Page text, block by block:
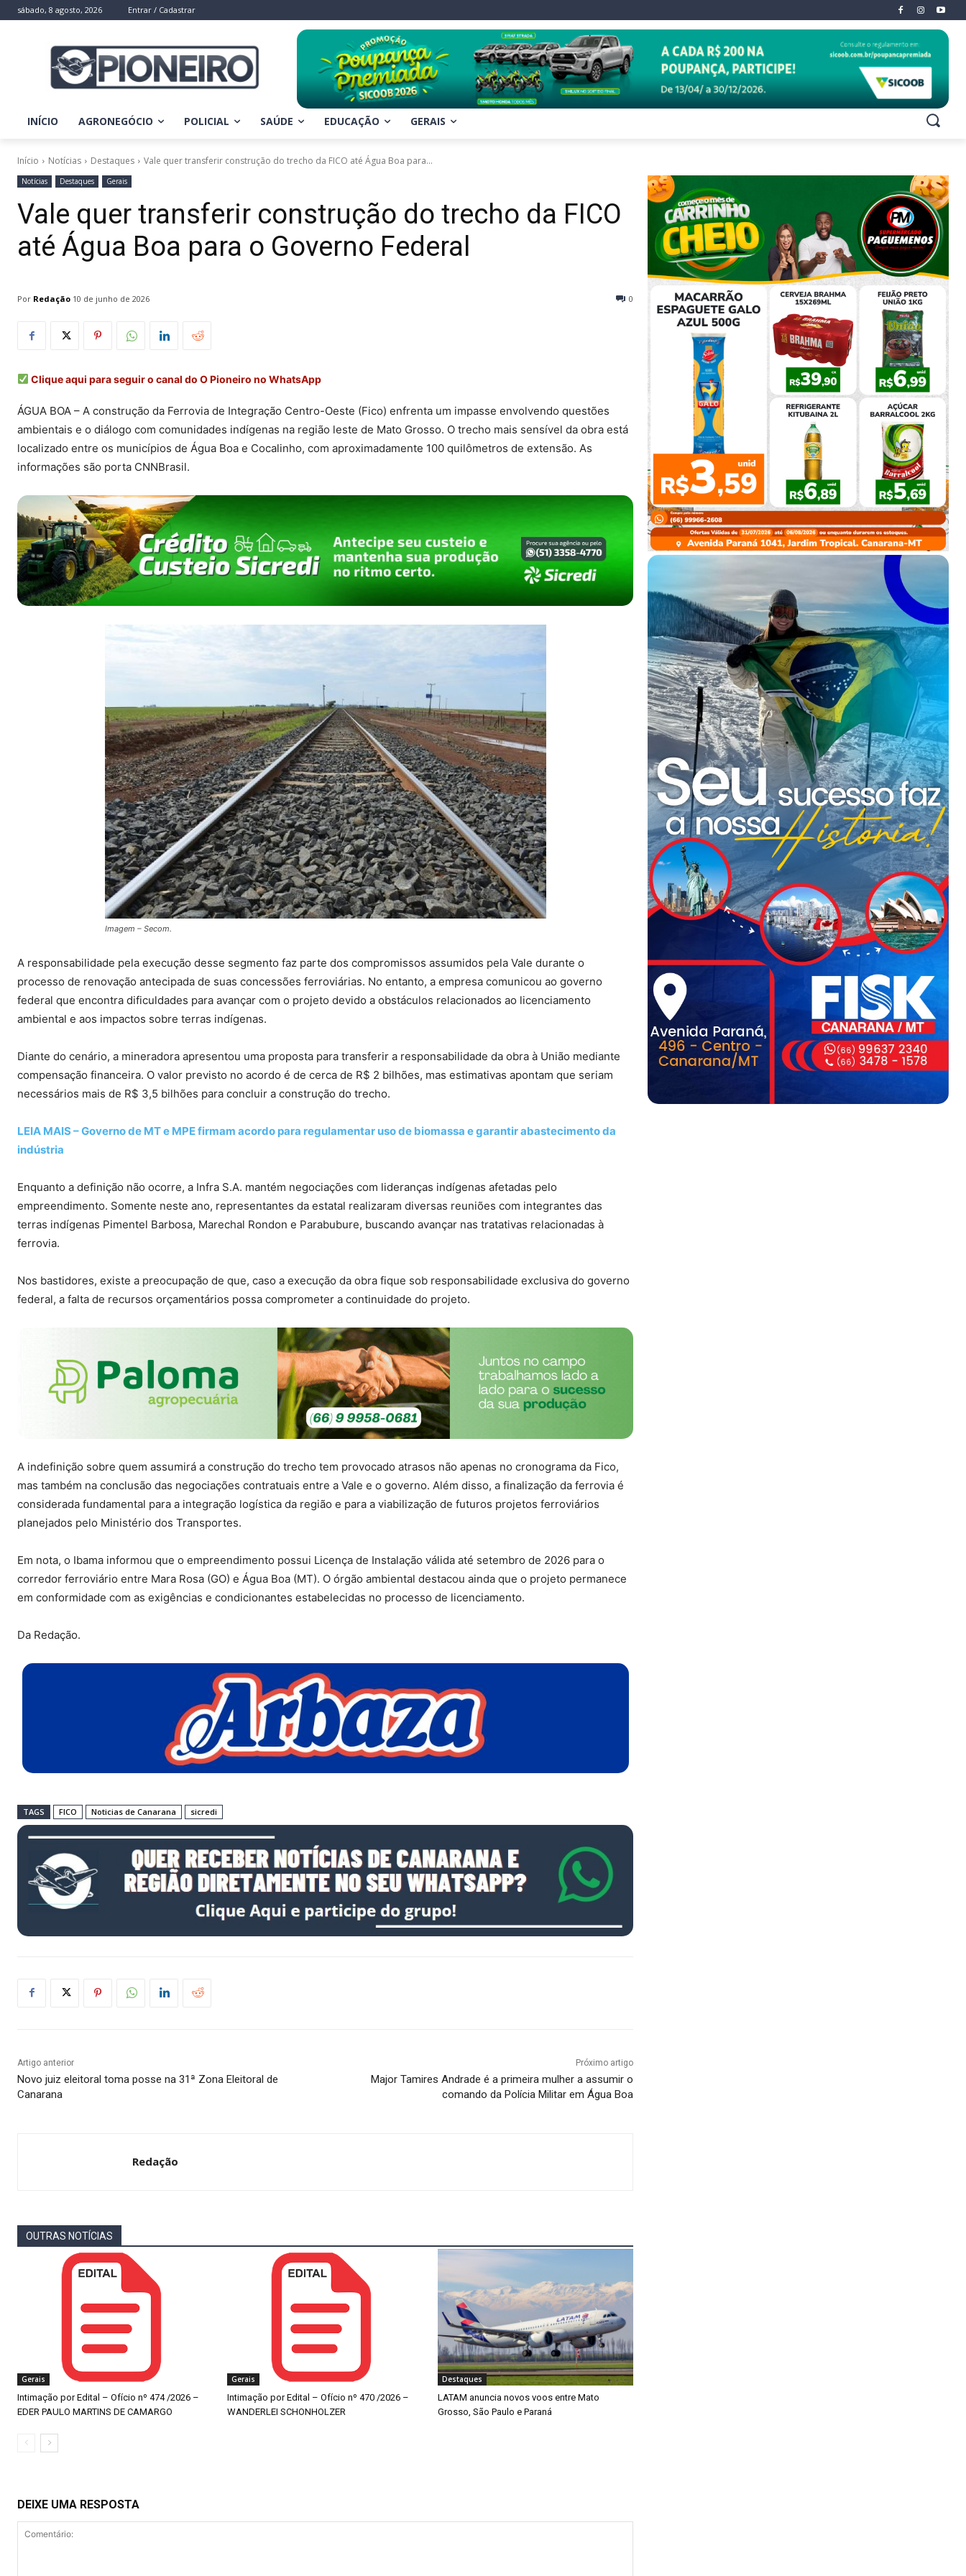
sábado, 8 agosto, 2026 Entrar / Cadastrar
INÍCIO AGRONEGÓCIO POLICIAL SAÚDE EDUCAÇÃO GERAIS
Início Notícias Destaques Vale quer transferir construção do trecho da FICO até Água Boa para...
Notícias Destaques Gerais
Vale quer transferir construção do trecho da FICO
até Água Boa para o Governo Federal
Por Redação 0
10 de junho de 2026
Clique aqui para seguir o canal do O Pioneiro no WhatsApp
ÁGUA BOA – A construção da Ferrovia de Integração Centro-Oeste (Fico) enfrenta um impasse envolvendo questões
ambientais e o diálogo com comunidades indígenas na região leste de Mato Grosso. O trecho mais sensível da obra está
localizado entre os municípios de Água Boa e Cocalinho, com aproximadamente 100 quilômetros de extensão. As
informações são porta CNNBrasil.
Imagem – Secom.
A responsabilidade pela execução desse segmento faz parte dos compromissos assumidos pela Vale durante o
processo de renovação antecipada de suas concessões ferroviárias. No entanto, a empresa comunicou ao governo
federal que encontra dificuldades para avançar com o projeto devido a obstáculos relacionados ao licenciamento
ambiental e aos impactos sobre terras indígenas.
Diante do cenário, a mineradora apresentou uma proposta para transferir a responsabilidade da obra à União mediante
compensação financeira. O valor previsto no acordo é de cerca de R$ 2 bilhões, mas estimativas apontam que seriam
necessários mais de R$ 3,5 bilhões para concluir a construção do trecho.
LEIA MAIS – Governo de MT e MPE firmam acordo para regulamentar uso de biomassa e garantir abastecimento da
indústria
Enquanto a definição não ocorre, a Infra S.A. mantém negociações com lideranças indígenas afetadas pelo
empreendimento. Somente neste ano, representantes da estatal realizaram diversas reuniões com integrantes das
terras indígenas Pimentel Barbosa, Marechal Rondon e Parabubure, buscando avançar nas tratativas relacionadas à
ferrovia.
Nos bastidores, existe a preocupação de que, caso a execução da obra fique sob responsabilidade exclusiva do governo
federal, a falta de recursos orçamentários possa comprometer a continuidade do projeto.
A indefinição sobre quem assumirá a construção do trecho tem provocado atrasos não apenas no cronograma da Fico,
mas também na conclusão das negociações contratuais entre a Vale e o governo. Além disso, a finalização da ferrovia é
considerada fundamental para a integração logística da região e para a viabilização de futuros projetos ferroviários
planejados pelo Ministério dos Transportes.
Em nota, o Ibama informou que o empreendimento possui Licença de Instalação válida até setembro de 2026 para o
corredor ferroviário entre Mara Rosa (GO) e Água Boa (MT). O órgão ambiental destacou ainda que o projeto permanece
em conformidade com as exigências e condicionantes estabelecidas no processo de licenciamento.
Da Redação.
TAGS FICO Noticias de Canarana sicredi
Artigo anterior
Novo juiz eleitoral toma posse na 31ª Zona Eleitoral de
Canarana
Próximo artigo
Major Tamires Andrade é a primeira mulher a assumir o
comando da Polícia Militar em Água Boa
Redação
OUTRAS NOTÍCIAS
Gerais
Intimação por Edital – Ofício nº 474 /2026 –
EDER PAULO MARTINS DE CAMARGO
Gerais
Intimação por Edital – Ofício nº 470 /2026 –
WANDERLEI SCHONHOLZER
Destaques
LATAM anuncia novos voos entre Mato
Grosso, São Paulo e Paraná
DEIXE UMA RESPOSTA